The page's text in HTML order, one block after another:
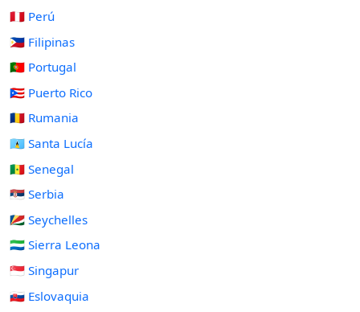
🇵🇪 Perú
🇵🇭 Filipinas
🇵🇹 Portugal
🇵🇷 Puerto Rico
🇷🇴 Rumania
🇱🇨 Santa Lucía
🇸🇳 Senegal
🇷🇸 Serbia
🇸🇨 Seychelles
🇸🇱 Sierra Leona
🇸🇬 Singapur
🇸🇰 Eslovaquia